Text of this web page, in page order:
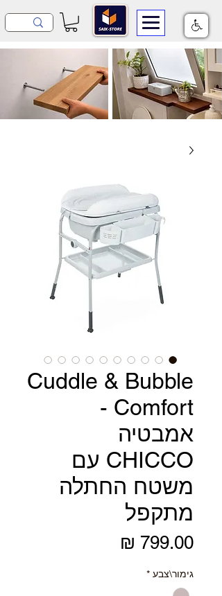
Cuddle & Bubble
Comfort -
אמבטיה
CHICCO עם
משטח החתלה
מתקפל
גימור\צבע *